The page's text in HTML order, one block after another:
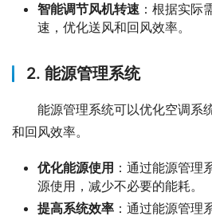
智能调节风机转速 ：根据实际
速，优化送风和回风效率。
2. 能源管理系统
能源管理系统可以优化空调系
和回风效率。
优化能源使用 ：通过能源管理
源使用，减少不必要的能耗。
提高系统效率 ：通过能源管理